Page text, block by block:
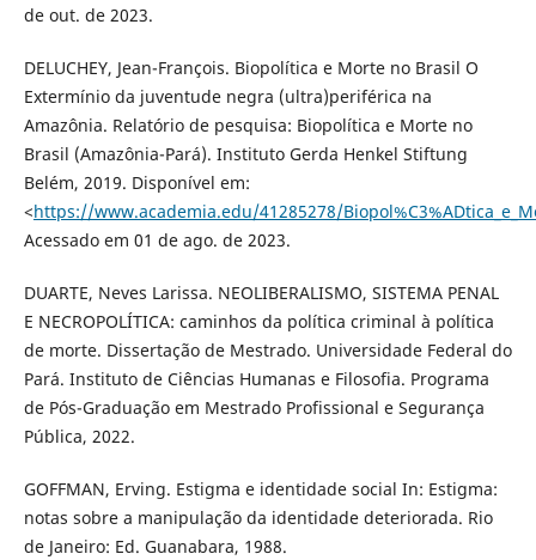
de out. de 2023.
DELUCHEY, Jean-François. Biopolítica e Morte no Brasil O
Extermínio da juventude negra (ultra)periférica na
Amazônia. Relatório de pesquisa: Biopolítica e Morte no
Brasil (Amazônia-Pará). Instituto Gerda Henkel Stiftung
Belém, 2019. Disponível em:
<https://www.academia.edu/41285278/
Acessado em 01 de ago. de 2023.
DUARTE, Neves Larissa. NEOLIBERALISMO, SISTEMA PENAL
E NECROPOLÍTICA: caminhos da política criminal à política
de morte. Dissertação de Mestrado. Universidade Federal do
Pará. Instituto de Ciências Humanas e Filosofia. Programa
de Pós-Graduação em Mestrado Profissional e Segurança
Pública, 2022.
GOFFMAN, Erving. Estigma e identidade social In: Estigma:
notas sobre a manipulação da identidade deteriorada. Rio
de Janeiro: Ed. Guanabara, 1988.